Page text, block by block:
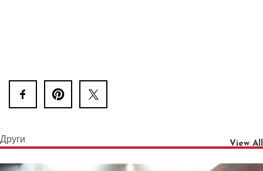
Други View All